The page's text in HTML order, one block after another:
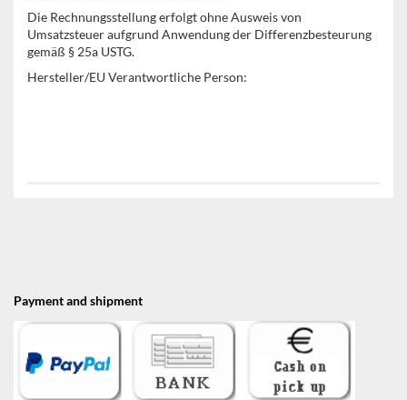
Die Rechnungsstellung erfolgt ohne Ausweis von
Umsatzsteuer aufgrund Anwendung der Differenzbesteurung
gemäß § 25a USTG.
Hersteller/EU Verantwortliche Person:
Payment and shipment